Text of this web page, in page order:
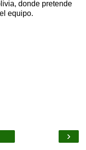
donde pretende
equipo.
›